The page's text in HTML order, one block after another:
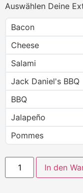
Auswählen Deine
Bacon
Cheese
Salami
Jack Daniel's BBQ
BBQ
Jalapeño
Pommes
In den